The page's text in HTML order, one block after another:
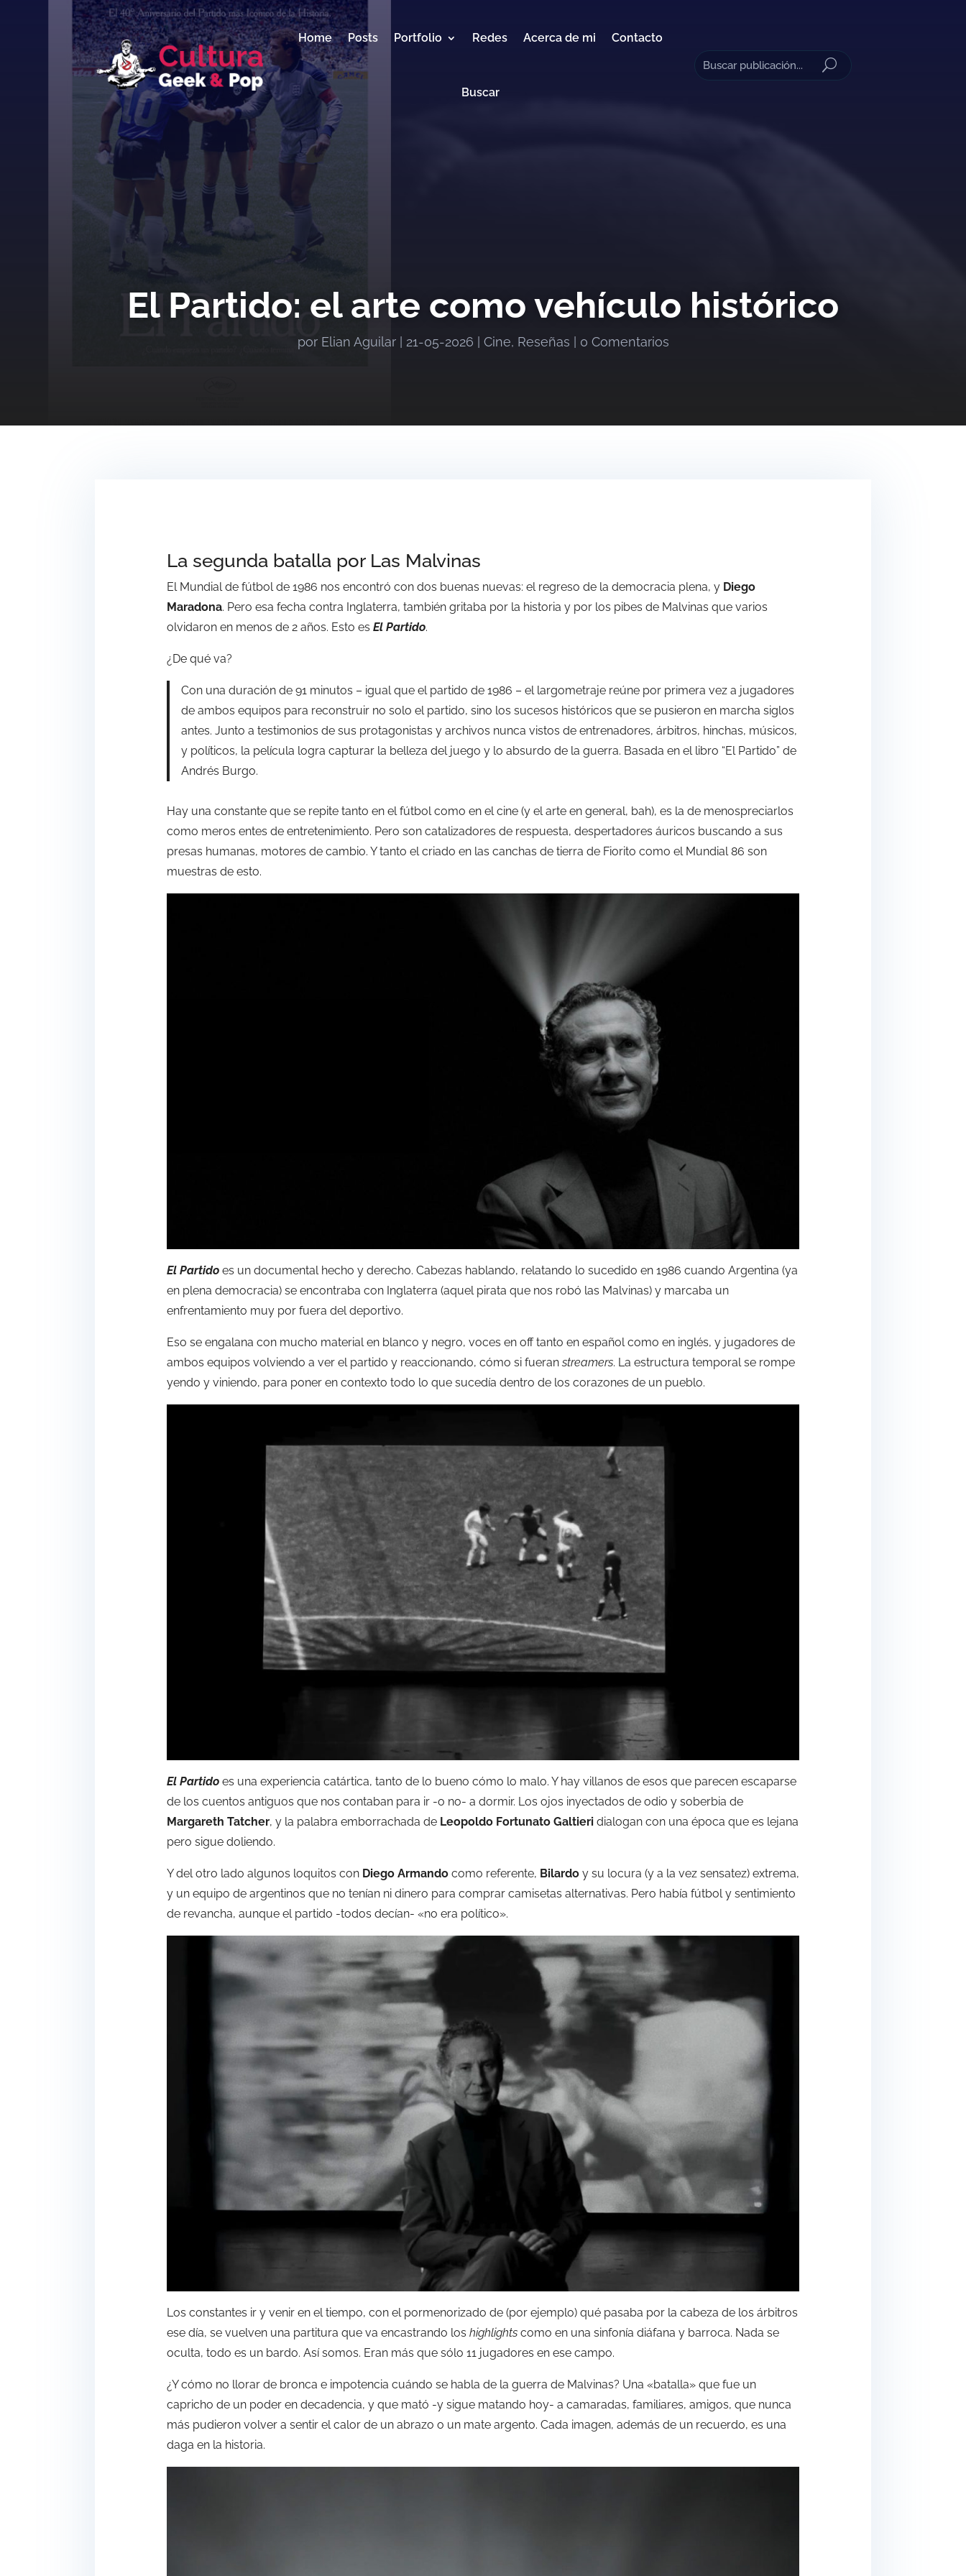
Home Posts Portfolio Redes Acerca de mi Contacto
Buscar
El Partido: el arte como vehículo histórico
por Elian Aguilar| 21-05-2026 Cine, Reseñas 0 Comentarios
La segunda batalla por Las Malvinas
El Mundial de fútbol de 1986 nos encontró con dos buenas nuevas: el regreso de la democracia plena, y Diego
Maradona. Pero esa fecha contra Inglaterra, también gritaba por la historia y por los pibes de Malvinas que varios
olvidaron en menos de 2 años. Esto es El Partido.
¿De qué va?
Con una duración de 91 minutos – igual que el partido de 1986 – el largometraje reúne por primera vez a jugadores
de ambos equipos para reconstruir no solo el partido, sino los sucesos históricos que se pusieron en marcha siglos
antes. Junto a testimonios de sus protagonistas y archivos nunca vistos de entrenadores, árbitros, hinchas, músicos,
y políticos, la película logra capturar la belleza del juego y lo absurdo de la guerra. Basada en el libro “El Partido” de
Andrés Burgo.
Hay una constante que se repite tanto en el fútbol como en el cine (y el arte en general, bah), es la de menospreciarlos
como meros entes de entretenimiento. Pero son catalizadores de respuesta, despertadores áuricos buscando a sus
presas humanas, motores de cambio. Y tanto el criado en las canchas de tierra de Fiorito como el Mundial 86 son
muestras de esto.
El Partido es un documental hecho y derecho. Cabezas hablando, relatando lo sucedido en 1986 cuando Argentina (ya
en plena democracia) se encontraba con Inglaterra (aquel pirata que nos robó las Malvinas) y marcaba un
enfrentamiento muy por fuera del deportivo.
Eso se engalana con mucho material en blanco y negro, voces en off tanto en español como en inglés, y jugadores de
ambos equipos volviendo a ver el partido y reaccionando, cómo si fueran streamers. La estructura temporal se rompe
yendo y viniendo, para poner en contexto todo lo que sucedía dentro de los corazones de un pueblo.
El Partido es una experiencia catártica, tanto de lo bueno cómo lo malo. Y hay villanos de esos que parecen escaparse
de los cuentos antiguos que nos contaban para ir -o no- a dormir. Los ojos inyectados de odio y soberbia de
Margareth Tatcher, y la palabra emborrachada de Leopoldo Fortunato Galtieri dialogan con una época que es lejana
pero sigue doliendo.
Y del otro lado algunos loquitos con Diego Armando como referente, Bilardo y su locura (y a la vez sensatez) extrema,
y un equipo de argentinos que no tenían ni dinero para comprar camisetas alternativas. Pero había fútbol y sentimiento
de revancha, aunque el partido -todos decían- «no era político».
Los constantes ir y venir en el tiempo, con el pormenorizado de (por ejemplo) qué pasaba por la cabeza de los árbitros
ese día, se vuelven una partitura que va encastrando los highlights como en una sinfonía diáfana y barroca. Nada se
oculta, todo es un bardo. Así somos. Eran más que sólo 11 jugadores en ese campo.
¿Y cómo no llorar de bronca e impotencia cuándo se habla de la guerra de Malvinas? Una «batalla» que fue un
capricho de un poder en decadencia, y que mató -y sigue matando hoy- a camaradas, familiares, amigos, que nunca
más pudieron volver a sentir el calor de un abrazo o un mate argento. Cada imagen, además de un recuerdo, es una
daga en la historia.